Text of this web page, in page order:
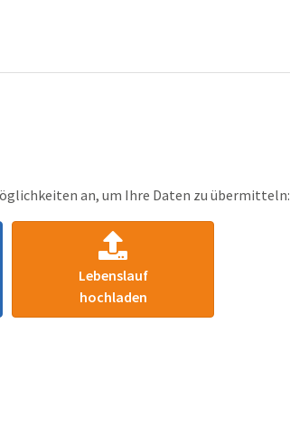
an, um Ihre Daten zu übermitteln:
Lebenslauf
hochladen